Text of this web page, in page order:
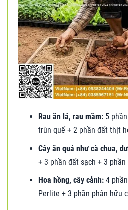
Rau ăn lá, rau mầm:5 phần
trùn quế + 2 phần đất thịt
Cây ăn quả như cà chua,
+ 3 phần đất sạch + 3
Hoa hồng, cây cảnh:4
Perlite + 3 phần phân hữu